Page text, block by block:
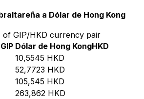
a Dólar de Hong Kong
of GIP/HKD currency pair
GIP Dólar de Hong KongHKD
10,5545 HKD
52,7723 HKD
105,545 HKD
263,862 HKD